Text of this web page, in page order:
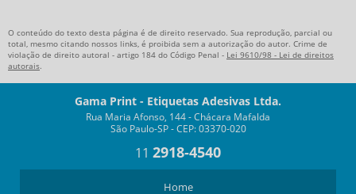
EMPRESA DE ETIQUETAS
O conteúdo do texto desta página é de direito reservado. Sua reprodução, parcial ou
total, mesmo citando nossos links, é proibida sem a autorização do autor. Crime de
violação de direito autoral - artigo 184 do Código Penal - Lei 9610/98 - Lei de direitos
autorais.
Gama Print - Etiquetas Adesivas Ltda.
Rua Maria Afonso, 144 - Chácara Mafalda
São Paulo-SP - CEP: 03370-020
11 2918-4540
Home